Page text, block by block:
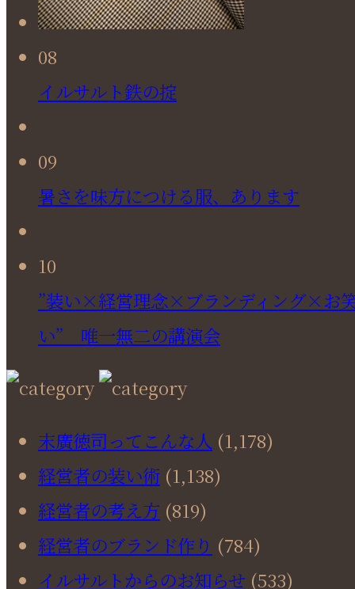
08
イルサルト鉄の掟
09
暑さを味方につける服、あります
10
”装い×経営理念×ブランディング×お
い” 唯一無二の講演会
末廣徳司ってこんな人 (1,178)
経営者の装い術 (1,138)
経営者の考え方 (819)
経営者のブランド作り (784)
イルサルトからのお知らせ (533)